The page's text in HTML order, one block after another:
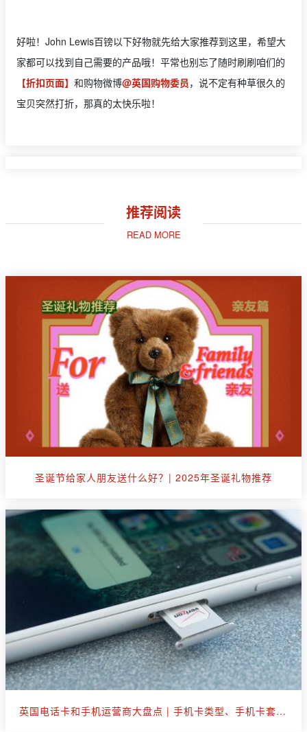
好啦！John Lewis百镑以下好物就先给大家推荐到这里，希望大
家都可以找到自己需要的产品哦！平常也别忘了随时刷刷咱们的
【折扣页面】 和购物微博@英国购物委员，说不定有种草很久的
宝贝突然打折，那真的太快乐啦！
推荐阅读
READ MORE
圣诞节给家人朋友送什么好？| 2025年圣诞礼物推荐
英国电话卡和手机运营商大盘点 | 手机卡类型、手机卡套餐选购